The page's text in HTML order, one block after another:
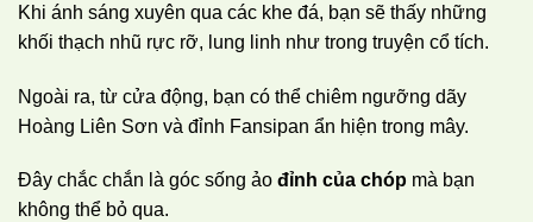
Khi ánh sáng xuyên qua các khe đá, bạn sẽ thấy những
khối thạch nhũ rực rỡ, lung linh như trong truyện cổ tích.
Ngoài ra, từ cửa động, bạn có thể chiêm ngưỡng dãy
Hoàng Liên Sơn và đỉnh Fansipan ẩn hiện trong mây.
Đây chắc chắn là góc sống ảo đỉnh của chóp mà bạn
không thể bỏ qua.